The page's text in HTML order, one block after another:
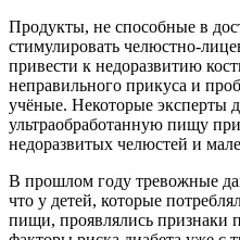
Продукты, не способные в
стимулировать челюстно-
привести к недоразвитию
неправильного прикуса и
учёные. Некоторые эксперты
ультраобработанную пищу
недоразвитых челюстей и
В прошлом году тревожные
что у детей, которые
пищи, проявлялись признаки